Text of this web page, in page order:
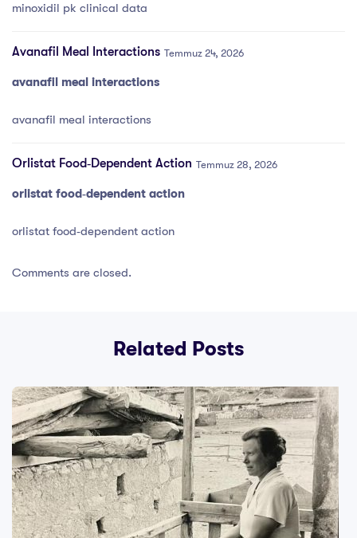
minoxidil pk clinical data
Avanafil Meal Interactions Temmuz 24, 2026
avanafil meal interactions
avanafil meal interactions
Orlistat Food‑dependent Action Temmuz 28, 2026
orlistat food‑dependent action
orlistat food‑dependent action
Comments are closed.
Related Posts